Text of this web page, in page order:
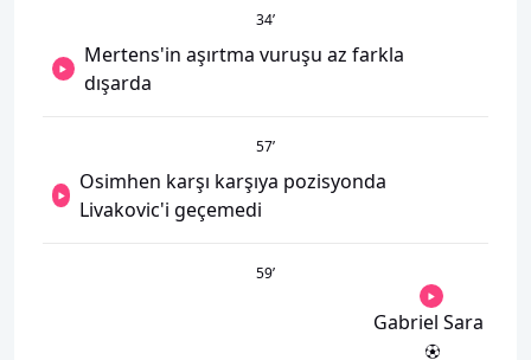
34’
Mertens'in aşırtma vuruşu az farkla
dışarda
57’
Osimhen karşı karşıya pozisyonda
Livakovic'i geçemedi
59’
Gabriel Sara